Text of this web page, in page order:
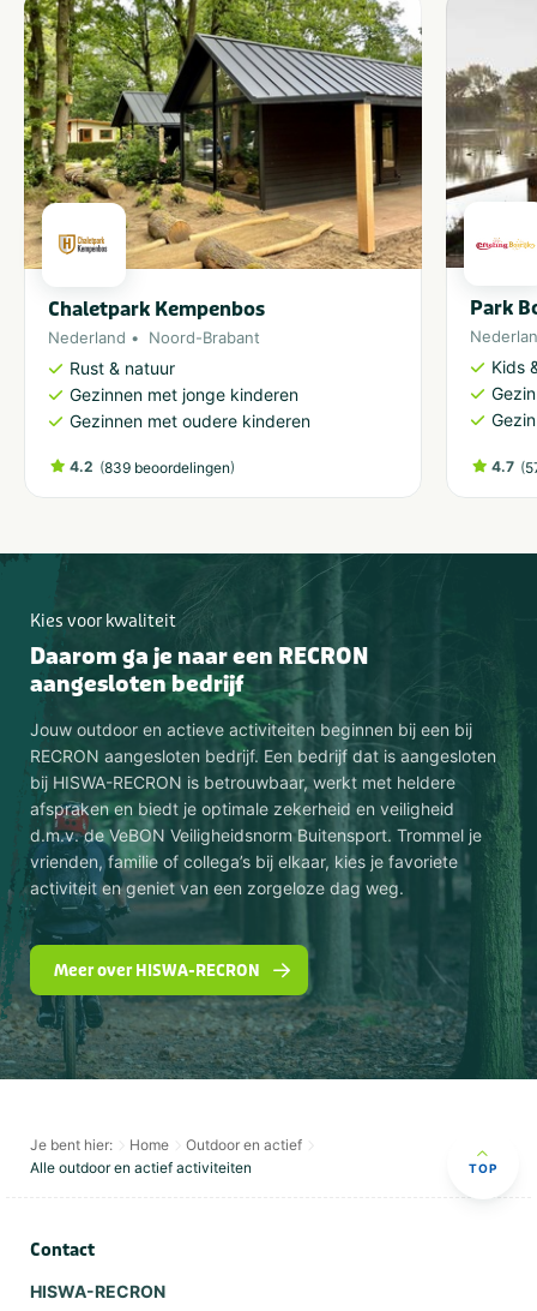
Chaletpark Kempenbos
Nederland Noord-Brabant
Rust & natuur
Gezinnen met jonge kinderen
Gezinnen met oudere kinderen
4.2 (839 beoordelingen)
Park
Kids
4.7 (
Kies voor kwaliteit
Daarom ga je naar een RECRON
aangesloten bedrijf
Jouw outdoor en actieve activiteiten beginnen bij een bij
RECRON aangesloten bedrijf. Een bedrijf dat is aangesloten
bij HISWA-RECRON is betrouwbaar, werkt met heldere
afspraken en biedt je optimale zekerheid en veiligheid
d.m.v. de VeBON Veiligheidsnorm Buitensport. Trommel je
vrienden, familie of collega’s bij elkaar, kies je favoriete
activiteit en geniet van een zorgeloze dag weg.
Meer over HISWA-RECRON
Je bent hier: Home
Outdoor en actief
Alle outdoor en actief activiteiten
TOP
Contact
HISWA-RECRON